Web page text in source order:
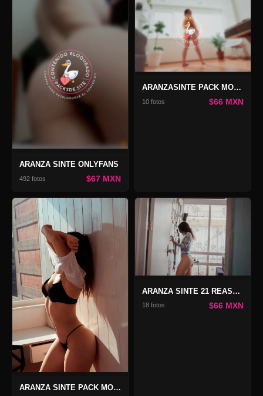
ARANZA SINTE ONLYFANS
492 fotos $67 MXN
ARANZASINTE PACK MOTHER OF DRAGONS 2
10 fotos $66 MXN
ARANZA SINTE PACK MOTHER OF DRAGONS
ARANZA SINTE 21 REASONS
18 fotos $66 MXN